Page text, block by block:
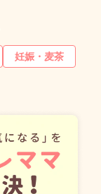
妊娠・麦茶